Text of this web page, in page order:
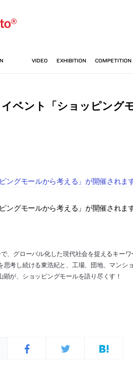
ベント「ショッピング
ングモールから考える」が開催されま
グモールから考える」が開催されま
、グローバル化した現代社会を捉えるキー
考し続ける東浩紀と、工場、団地、マンシ
が、ショッピングモールを語り尽くす！